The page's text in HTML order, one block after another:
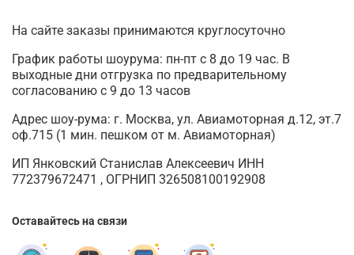
На сайте заказы принимаются круглосуточно
График работы шоурума: пн-пт с 8 до 19 час. В
выходные дни отгрузка по предварительному
согласованию с 9 до 13 часов
Адрес шоу-рума: г. Москва, ул. Авиамоторная д.12, эт.7
оф.715 (1 мин. пешком от м. Авиамоторная)
ИП Янковский Станислав Алексеевич ИНН
772379672471 , ОГРНИП 326508100192908
Оставайтесь на связи